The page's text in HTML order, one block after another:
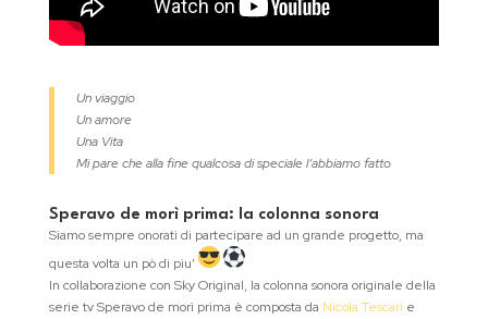
Un viaggio
Un amore
Una Vita
Mi pare che alla fine qualcosa di speciale l’abbiamo fatto
Speravo de morì prima: la colonna sonora
Siamo sempre onorati di partecipare ad un grande progetto, ma
questa volta un pò di piu’
In collaborazione con Sky Original, la colonna sonora originale della
serie tv Speravo de morì prima è composta da Nicola Tescari e